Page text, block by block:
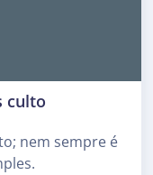
culto
nem sempre é